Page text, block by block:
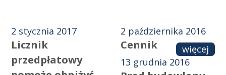
2 stycznia 2017
Licznik
przedpłatowy
2 października 2016
Cennik
więcej
13 grudnia 2016